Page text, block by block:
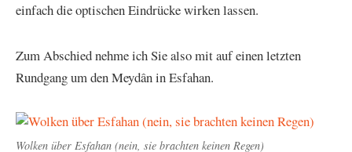
einfach die optischen Eindrücke wirken lassen.
Zum Abschied nehme ich Sie also mit auf einen letzten
Rundgang um den Meydân in Esfahan.
Wolken über Esfahan (nein, sie brachten keinen Regen)